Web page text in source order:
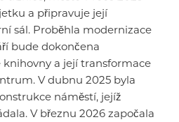
a připravuje její
sál. Proběhla modernizace
bude dokončena
a její transformace
V dubnu 2025 byla
náměstí, jejíž
V březnu 2026 započala